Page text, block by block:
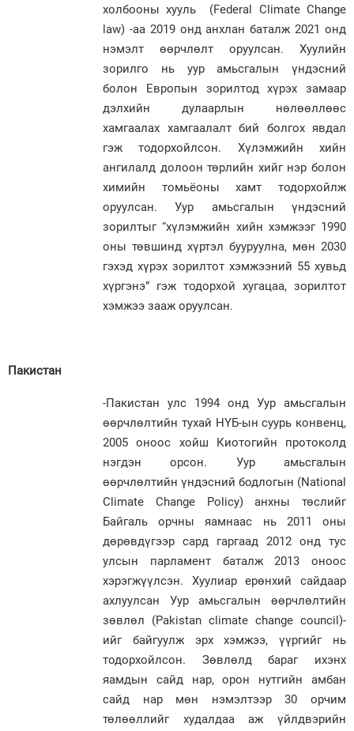
холбооны хууль (Federal Climate Change
law) -аа 2019 онд анхлан баталж 2021 онд
нэмэлт өөрчлөлт оруулсан. Хуулийн
зорилго нь уур амьсгалын үндэсний
болон Европын зорилтод хүрэх замаар
дэлхийн дулаарлын нөлөөллөөс
хамгаалах хамгаалалт бий болгох явдал
гэж тодорхойлсон. Хүлэмжийн хийн
ангилалд долоон төрлийн хийг нэр болон
химийн томьёоны хамт тодорхойлж
оруулсан. Уур амьсгалын үндэсний
зорилтыг “хүлэмжийн хийн хэмжээг 1990
оны төвшинд хүртэл бууруулна, мөн 2030
гэхэд хүрэх зорилтот хэмжээний 55 хувьд
хүргэнэ” гэж тодорхой хугацаа, зорилтот
хэмжээ зааж оруулсан.
Пакистан
-Пакистан улс 1994 онд Уур амьсгалын
өөрчлөлтийн тухай НҮБ-ын суурь конвенц,
2005 оноос хойш Киотогийн протоколд
нэгдэн орсон. Уур амьсгалын
өөрчлөлтийн үндэсний бодлогын (National
Climate Change Policy) анхны төслийг
Байгаль орчны яамнаас нь 2011 оны
дөрөвдүгээр сард гаргаад 2012 онд тус
улсын парламент баталж 2013 оноос
хэрэгжүүлсэн. Хуулиар ерөнхий сайдаар
ахлуулсан Уур амьсгалын өөрчлөлтийн
зөвлөл (Pakistan climate change council)-
ийг байгуулж эрх хэмжээ, үүргийг нь
тодорхойлсон. Зөвлөлд бараг ихэнх
яамдын сайд нар, орон нутгийн амбан
сайд нар мөн нэмэлтээр 30 орчим
төлөөллийг худалдаа аж үйлдвэрийн